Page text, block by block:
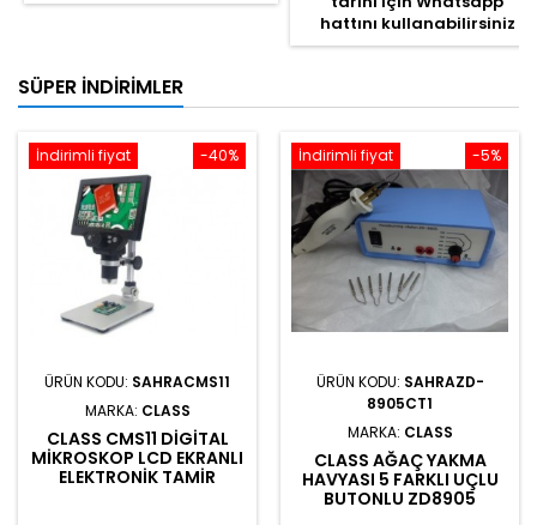
hattını kullanabilirsiniz
SÜPER İNDIRIMLER
-40%
İndirimli fiyat
ÜRÜN KODU: SAHRACMS11
MARKA: CLASS
CLASS CMS11 DIGITAL
MIKROSKOP LCD EKRANLI
ELEKTRONIK TAMIR
-5%
İndirimli fiyat
ÜRÜN KODU: SAHRAZD-
8905CT1
MARKA: CLASS
CLASS AĞAÇ YAKMA
HAVYASI 5 FARKLI UÇLU
BUTONLU ZD8905